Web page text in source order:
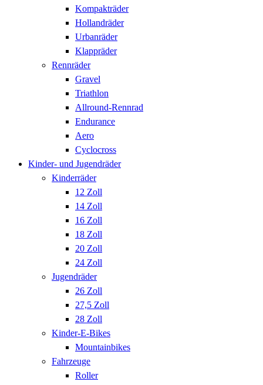
Kompakträder
Hollandräder
Urbanräder
Klappräder
Rennräder
Gravel
Triathlon
Allround-Rennrad
Endurance
Aero
Cyclocross
Kinder- und Jugendräder
Kinderräder
12 Zoll
14 Zoll
16 Zoll
18 Zoll
20 Zoll
24 Zoll
Jugendräder
26 Zoll
27,5 Zoll
28 Zoll
Kinder-E-Bikes
Mountainbikes
Fahrzeuge
Roller